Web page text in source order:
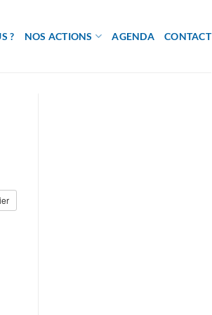
? NOS ACTIONS AGENDA CONTACT